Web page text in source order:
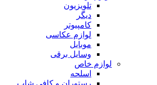
تلویزیون
دیگر
کامپیوتر
لوازم عکاسی
موبایل
وسایل برقی
لوازم خاص
اسلحه
رستوران و کافی شاپ